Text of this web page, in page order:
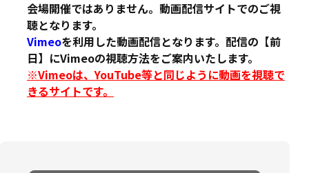
会場開催ではありません。動画配信サイトでのご視
聴となります。
Vimeoを利用した動画配信となります。配信の【前
日】にVimeoの視聴方法をご案内いたします。
※Vimeoは、YouTube等と同じように動画を視聴で
きるサイトです。